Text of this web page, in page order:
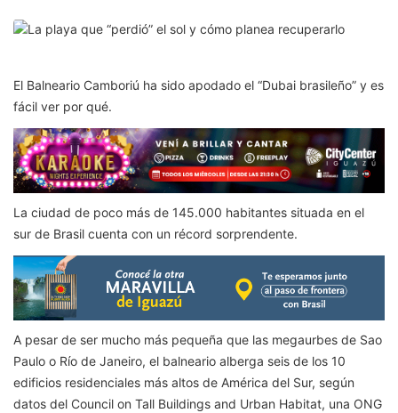
El Balneario Camboriú ha sido apodado el “Dubai brasileño” y es
fácil ver por qué.
La ciudad de poco más de 145.000 habitantes situada en el
sur de Brasil cuenta con un récord sorprendente.
A pesar de ser mucho más pequeña que las megaurbes de Sao
Paulo o Río de Janeiro, el balneario alberga seis de los 10
edificios residenciales más altos de América del Sur, según
datos del Council on Tall Buildings and Urban Habitat, una ONG